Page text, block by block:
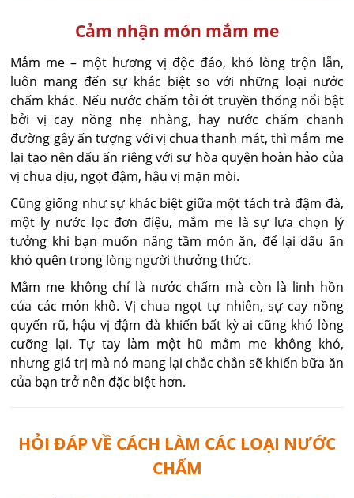
Cảm nhận món mắm me
Mắm me – một hương vị độc đáo, khó lòng trộn lẫn,
luôn mang đến sự khác biệt so với những loại nước
chấm khác. Nếu nước chấm tỏi ớt truyền thống nổi bật
bởi vị cay nồng nhẹ nhàng, hay nước chấm chanh
đường gây ấn tượng với vị chua thanh mát, thì mắm me
lại tạo nên dấu ấn riêng với sự hòa quyện hoàn hảo của
vị chua dịu, ngọt đậm, hậu vị mặn mòi.
Cũng giống như sự khác biệt giữa một tách trà đậm đà,
một ly nước lọc đơn điệu, mắm me là sự lựa chọn lý
tưởng khi bạn muốn nâng tầm món ăn, để lại dấu ấn
khó quên trong lòng người thưởng thức.
Mắm me không chỉ là nước chấm mà còn là linh hồn
của các món khô. Vị chua ngọt tự nhiên, sự cay nồng
quyến rũ, hậu vị đậm đà khiến bất kỳ ai cũng khó lòng
cưỡng lại. Tự tay làm một hũ mắm me không khó,
nhưng giá trị mà nó mang lại chắc chắn sẽ khiến bữa ăn
của bạn trở nên đặc biệt hơn.
HỎI ĐÁP VỀ CÁCH LÀM CÁC LOẠI NƯỚC
CHẤM